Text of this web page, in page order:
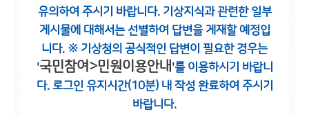
유의하여 주시기 바랍니다. 기상지식과 관련한 일부
게시물에 대해서는 선별하여 답변을 게재할 예정입
니다. ※ 기상청의 공식적인 답변이 필요한 경우는
'국민참여>민원이용안내 '를 이용하시기 바랍니
다. 로그인 유지시간(10분) 내 작성 완료하여 주시기
바랍니다.